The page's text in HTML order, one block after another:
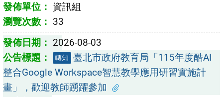
資訊組
33
2026-08-03
轉知 臺北市政府教育局「115年度酷AI
整合Google Workspace智慧教學應用研習實施計
畫」，歡迎教師踴躍參加